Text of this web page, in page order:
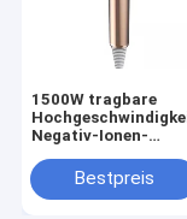
1500W tragbare
Negativ-Ionen-
Elektrische
Haartrockner für
Bestpreis